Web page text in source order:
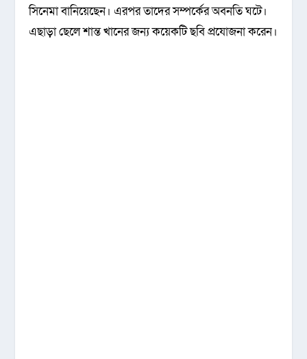
সিনেমা বানিয়েছেন। এরপর তাদের সম্পর্কের অবনতি ঘটে।
এছাড়া ছেলে শান্ত খানের জন্য কয়েকটি ছবি প্রযোজনা করেন।